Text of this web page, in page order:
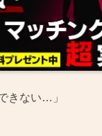
きない…」